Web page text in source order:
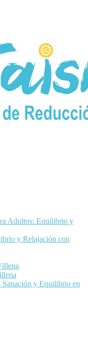
Adultos: Equilibrio y
y Relajación con
Sanación y Equilibrio en